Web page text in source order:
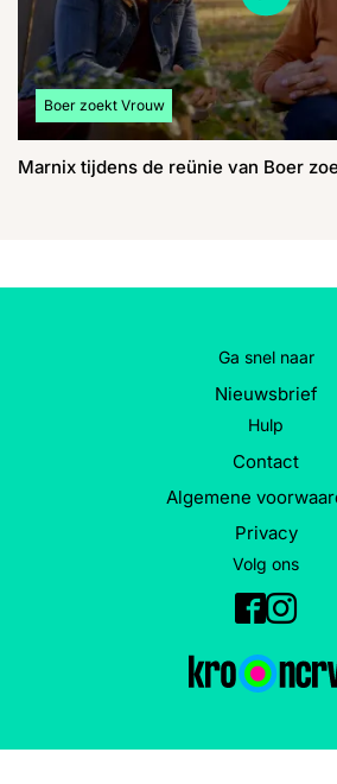
Bekijk meer artikelen over:
Boer zoekt Vrouw
Marnix tijdens de reünie van Boer
Ga snel naar
Nieuwsbrief
Hulp
Contact
Algemene
Privacy
Volg ons